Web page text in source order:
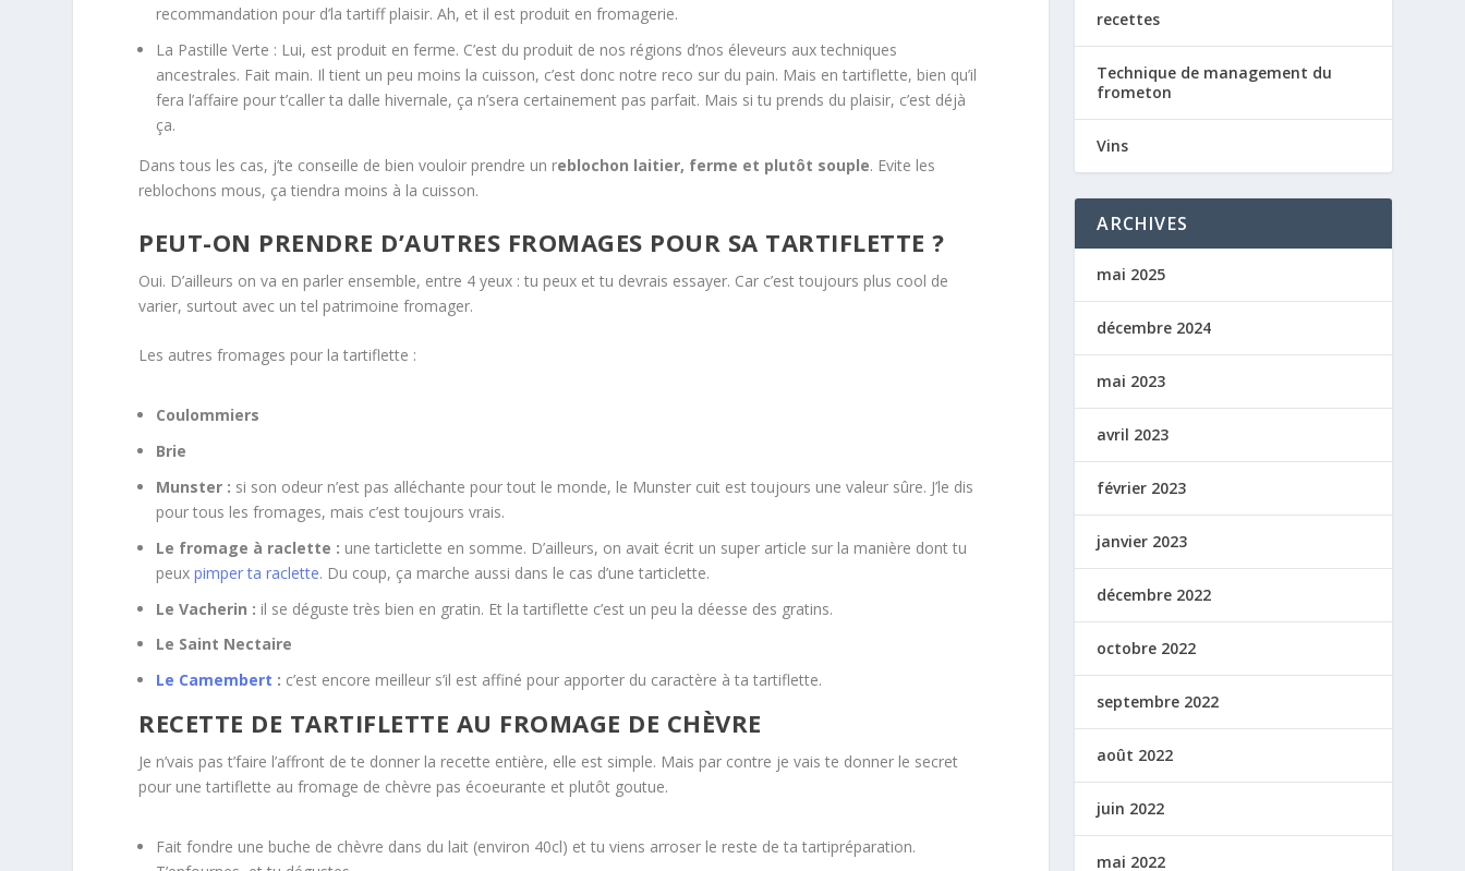
recommandation pour d’la tartiff plaisir. Ah, et il est produit en fromagerie.
La Pastille Verte : Lui, est produit en ferme. C’est du produit de nos régions d’nos éleveurs aux techniques
ancestrales. Fait main. Il tient un peu moins la cuisson, c’est donc notre reco sur du pain. Mais en tartiflette, bien qu’il
fera l’affaire pour t’caller ta dalle hivernale, ça n’sera certainement pas parfait. Mais si tu prends du plaisir, c’est déjà
ça.
Dans tous les cas, j’te conseille de bien vouloir prendre un reblochon laitier, ferme et plutôt souple. Evite les
reblochons mous, ça tiendra moins à la cuisson.
PEUT-ON PRENDRE D’AUTRES FROMAGES POUR SA TARTIFLETTE ?
Oui. D’ailleurs on va en parler ensemble, entre 4 yeux : tu peux et tu devrais essayer. Car c’est toujours plus cool de
varier, surtout avec un tel patrimoine fromager.
Les autres fromages pour la tartiflette :
Coulommiers
Brie
Munster : si son odeur n’est pas alléchante pour tout le monde, le Munster cuit est toujours une valeur sûre. J’le dis
pour tous les fromages, mais c’est toujours vrais.
Le fromage à raclette : une tarticlette en somme. D’ailleurs, on avait écrit un super article sur la manière dont tu
peuxpimper ta raclette. Du coup, ça marche aussi dans le cas d’une tarticlette.
Le Vacherin : il se déguste très bien en gratin. Et la tartiflette c’est un peu la déesse des gratins.
Le Saint Nectaire
Le Camembert : c’est encore meilleur s’il est affiné pour apporter du caractère à ta tartiflette.
RECETTE DE TARTIFLETTE AU FROMAGE DE CHÈVRE
Je n’vais pas t’faire l’affront de te donner la recette entière, elle est simple. Mais par contre je vais te donner le secret
pour une tartiflette au fromage de chèvre pas écoeurante et plutôt goutue.
Fait fondre une buche de chèvre dans du lait (environ 40cl) et tu viens arroser le reste de ta tartipréparation.
recettes
Technique de management du
frometon
Vins
ARCHIVES
mai 2025
décembre 2024
mai 2023
avril 2023
février 2023
janvier 2023
décembre 2022
octobre 2022
septembre 2022
août 2022
juin 2022
mai 2022